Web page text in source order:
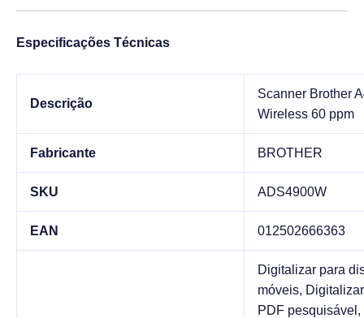
Especificações Técnicas
Descrição
Scanner Brother
Wireless 60 ppm
Fabricante BROTHER
SKU ADS4900W
EAN 012502666363
Digitalizar para
móveis,
PDF pesquisável,